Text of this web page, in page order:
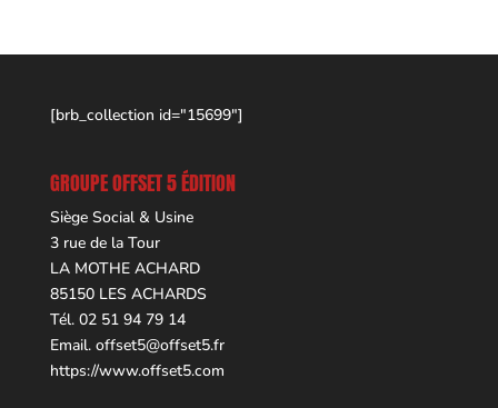
[brb_collection id="15699"]
GROUPE OFFSET 5 ÉDITION
Siège Social & Usine
3 rue de la Tour
LA MOTHE ACHARD
85150 LES ACHARDS
Tél. 02 51 94 79 14
Email. offset5@offset5.fr
https://www.offset5.com